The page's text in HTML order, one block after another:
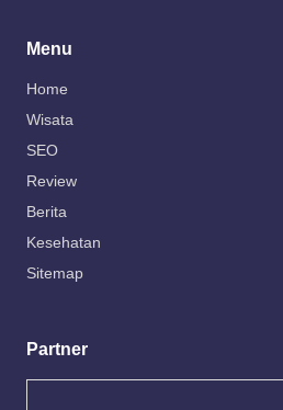
Menu
Home
Wisata
SEO
Review
Berita
Kesehatan
Sitemap
Partner